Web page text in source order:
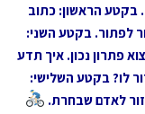
בקטע הראשון: כתוב
לפתור. בקטע השני:
פתרון נכון. איך תדע
לו? בקטע השלישי:
לאדם שבחרת.